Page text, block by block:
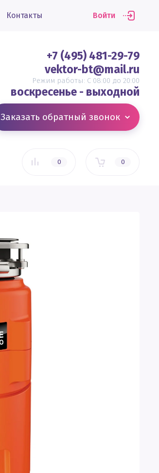
Контакты Войти
+7 (495) 481-29-79
vektor-bt@mail.ru
Режим работы: С 08:00 до 20:00
воскресенье - выходной
Заказать обратный звонок
0 0